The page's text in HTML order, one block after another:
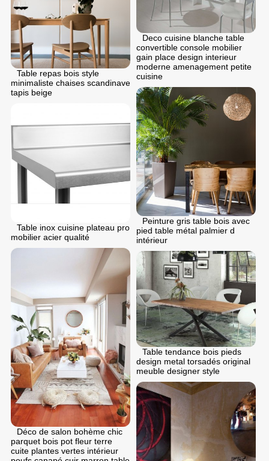
Deco cuisine blanche table
convertible console mobilier
gain place design interieur
moderne amenagement petite
cuisine
Table repas bois style
minimaliste chaises scandinave
tapis beige
Peinture gris table bois avec
pied table métal palmier d
intérieur
Table inox cuisine plateau pro
mobilier acier qualité
Déco de salon bohème chic
parquet bois pot fleur terre
cuite plantes vertes intérieur
Table tendance bois pieds
design metal torsadés original
meuble designer style